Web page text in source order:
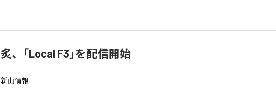
炙、「Local F3」を配信開始
新曲情報